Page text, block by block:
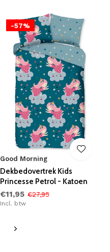
-57%
Good Morning
Dekbedovertrek Kids
Princesse Petrol - Katoen
€11,95 €27,95
Incl. btw